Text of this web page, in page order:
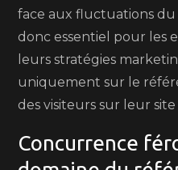
face aux fluctuations
donc essentiel pour les
leurs stratégies
uniquement sur le
des visiteurs sur leur site
Concurrence